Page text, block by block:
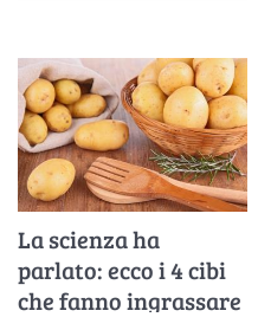
La scienza ha
parlato: ecco i 4 cibi
che fanno ingrassare